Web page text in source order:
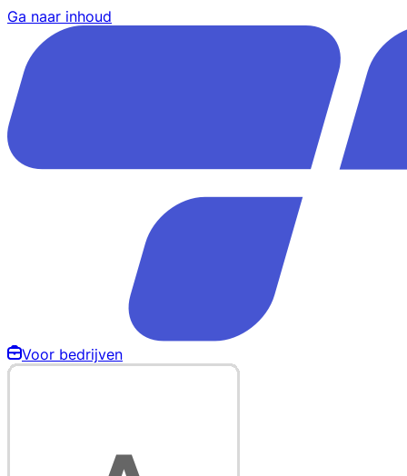
Ga naar inhoud
Voor bedrijven